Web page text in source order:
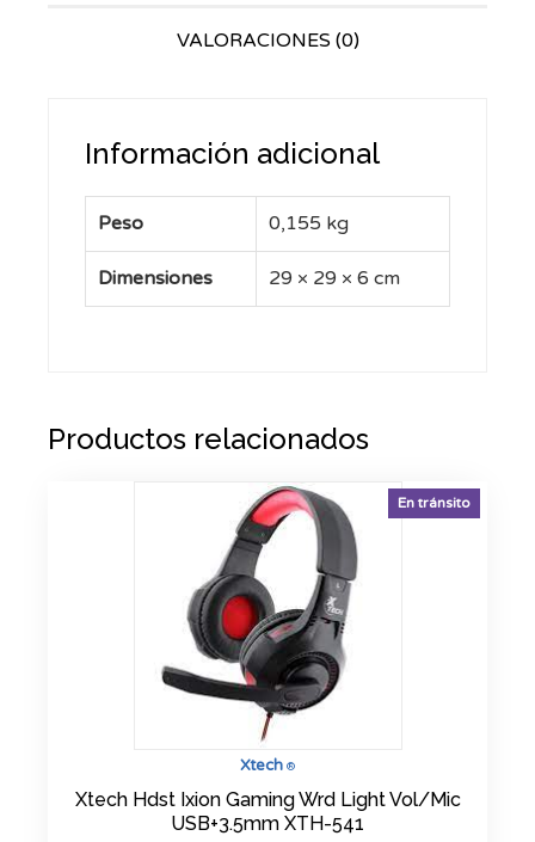
VALORACIONES (0)
Información adicional
Peso 0,155 kg
Dimensiones 29 × 29 × 6 cm
Productos relacionados
Xtech ®
En tránsito
Xtech Hdst Ixion Gaming Wrd Light Vol/Mic
USB+3.5mm XTH-541